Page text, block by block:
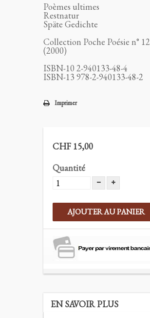
Poèmes ultimes
Restnatur
Späte Gedichte
Collection Poche Poésie n° 12
(2000)
ISBN-10 2-940133-48-4
ISBN-13 978-2-940133-48-2
Imprimer
CHF 15,00
Quantité
AJOUTER AU PANIER
EN SAVOIR PLUS